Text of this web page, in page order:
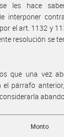
se les hace
interponer
el art. 1132 y
resolución se
que una vez
párrafo
Monto